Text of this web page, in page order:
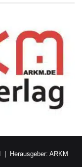
| Herausgeber: ARKM